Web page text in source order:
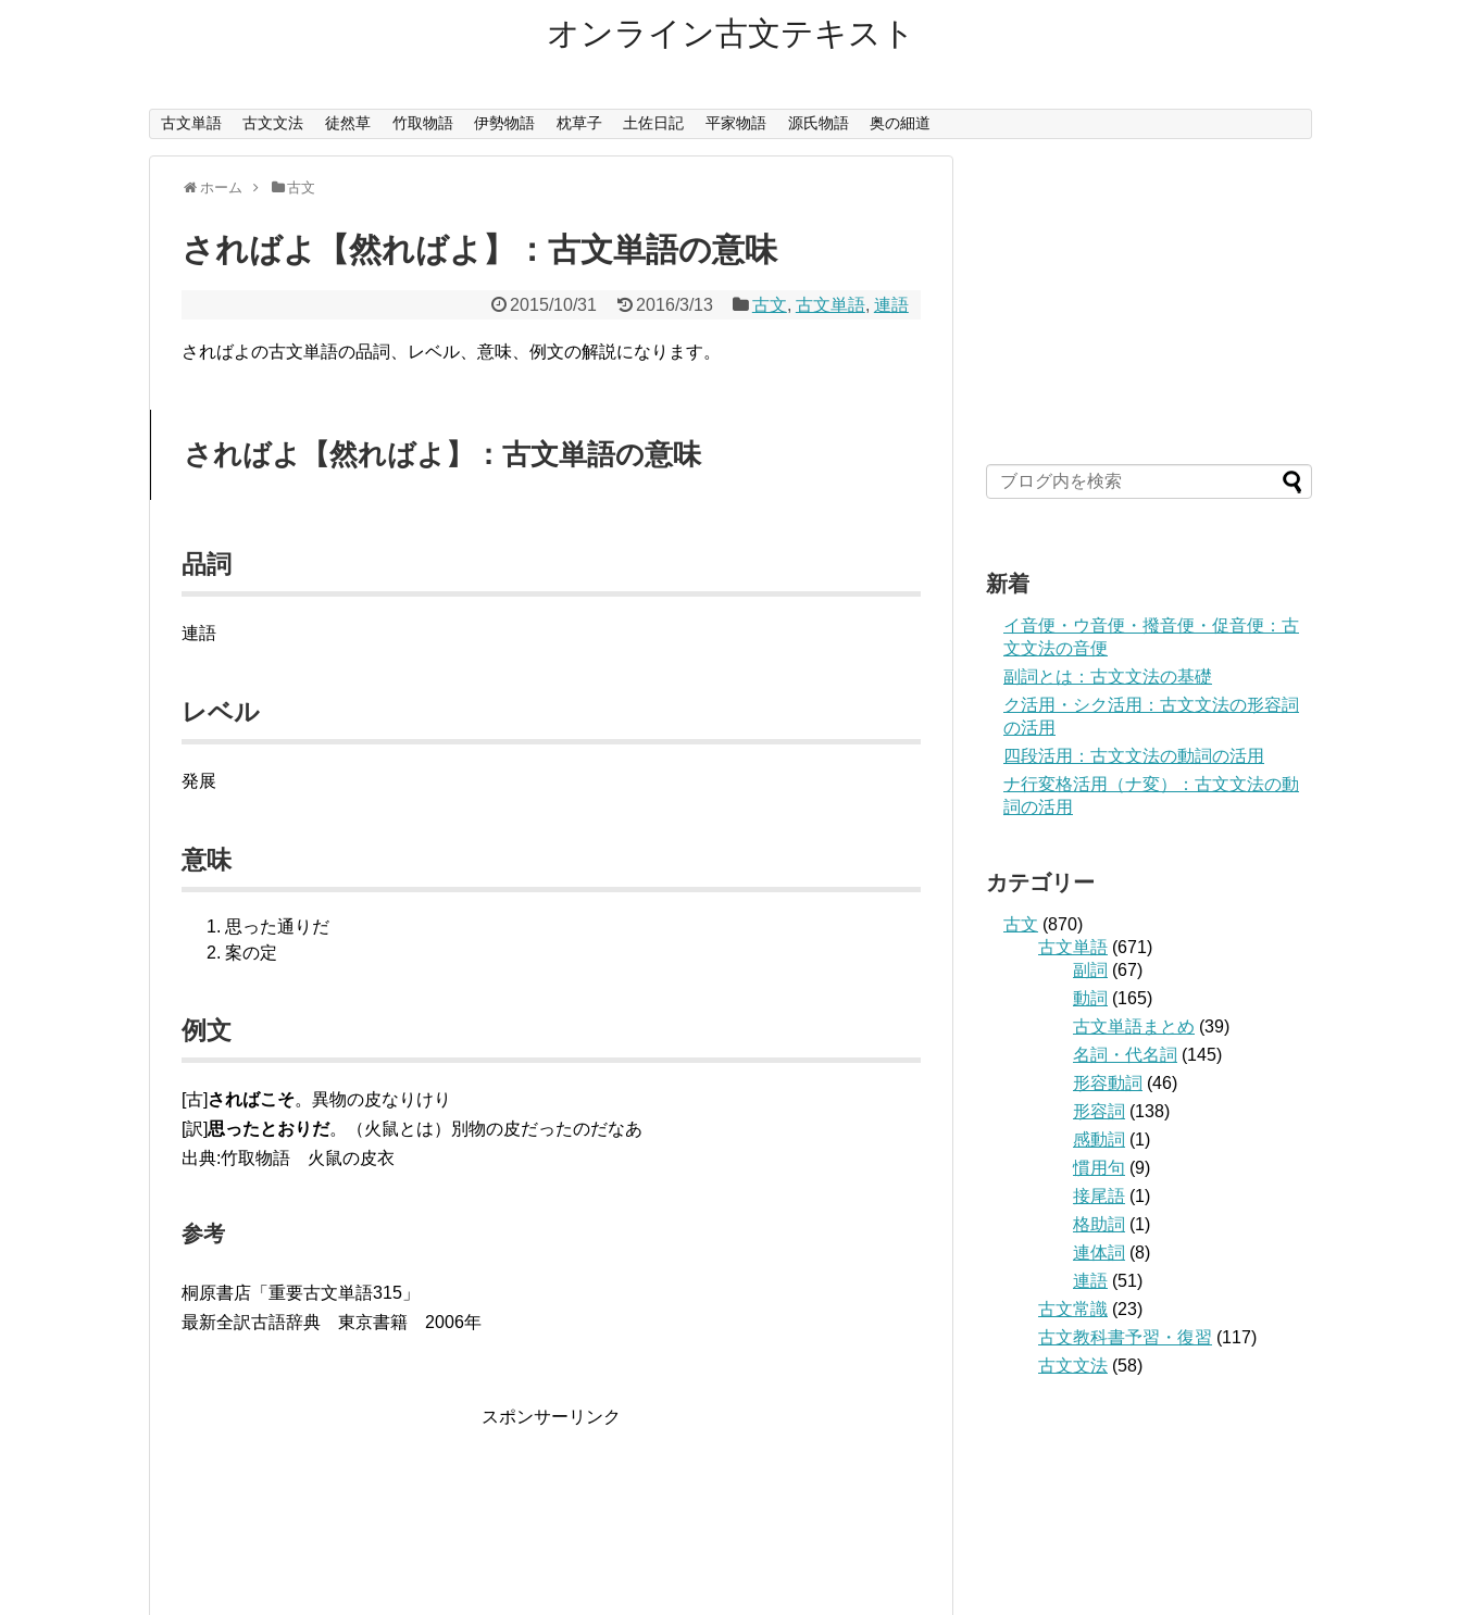
オンライン古文テキスト
古文単語 古文文法 徒然草 竹取物語 伊勢物語 枕草子 土佐日記 平家物語 源氏物語 奥の細道
ホーム 古文
さればよ【然ればよ】：古文単語の意味
2015/10/31 2016/3/13 古文, 古文単語, 連語
さればよの古文単語の品詞、レベル、意味、例文の解説になります。
さればよ【然ればよ】：古文単語の意味
品詞
連語
レベル
発展
意味
思った通りだ
案の定
例文
[古] さればこそ。異物の皮なりけり
[訳]思ったとおりだ。（火鼠とは）別物の皮だったのだなあ
出典:竹取物語 火鼠の皮衣
参考
桐原書店「重要古文単語315」
最新全訳古語辞典 東京書籍 2006年
スポンサーリンク
新着
イ音便・ウ音便・撥音便・促音便：古
文文法の音便
副詞とは：古文文法の基礎
ク活用・シク活用：古文文法の形容詞
の活用
四段活用：古文文法の動詞の活用
ナ行変格活用（ナ変）：古文文法の動
詞の活用
カテゴリー
古文 (870)
古文単語 (671)
副詞 (67)
動詞 (165)
古文単語まとめ (39)
名詞・代名詞 (145)
形容動詞 (46)
形容詞 (138)
感動詞 (1)
慣用句 (9)
接尾語 (1)
格助詞 (1)
連体詞 (8)
連語 (51)
古文常識 (23)
古文教科書予習・復習 (117)
古文文法 (58)